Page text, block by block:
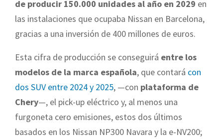
de producir 150.000 unidades al año en 2029 en
las instalaciones que ocupaba Nissan en Barcelona,
gracias a una inversión de 400 millones de euros.
Esta cifra de producción se conseguirá entre los
modelos de la marca española, que contará con
dos SUV entre 2024 y 2025, —con plataforma de
Chery—, el pick-up eléctrico y, al menos una
furgoneta cero emisiones, estos dos últimos
basados en los Nissan NP300 Navara y la e-NV200;